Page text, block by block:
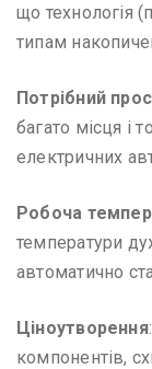
що технологія
типам
Потрібний
багато місця і
електричних
Робоча
температури
автоматично
Ціноутворення
компонентів,